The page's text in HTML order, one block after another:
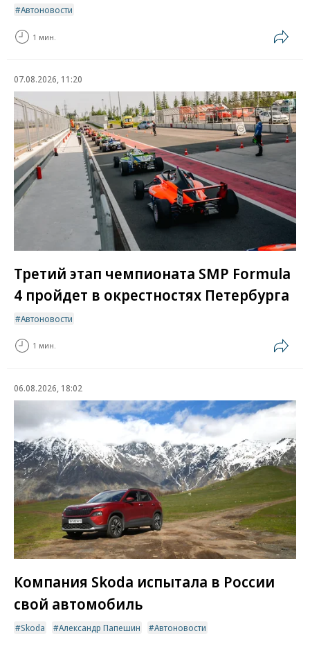
Автоновости
1 мин.
07.08.2026, 11:20
Третий этап чемпионата SMP Formula
4 пройдет в окрестностях Петербурга
Автоновости
1 мин.
06.08.2026, 18:02
Компания Skoda испытала в России
свой автомобиль
Skoda Александр Папешин Автоновости